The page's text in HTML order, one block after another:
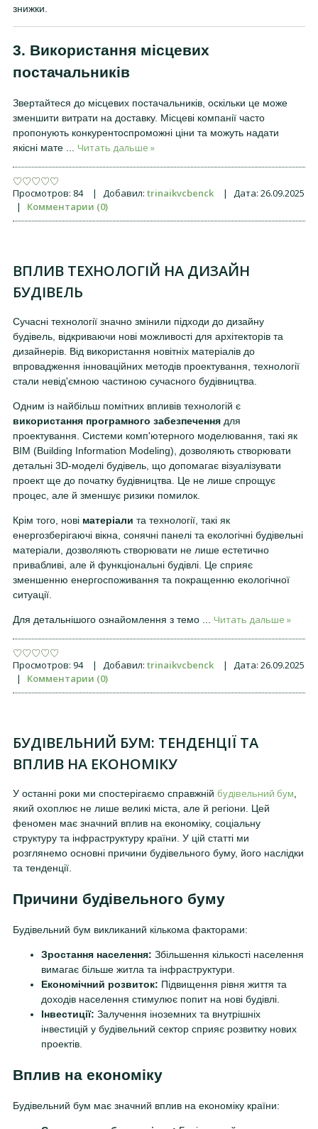
знижки.
3. Використання місцевих
постачальників
Звертайтеся до місцевих постачальників, оскільки це може
зменшити витрати на доставку. Місцеві компанії часто
пропонують конкурентоспроможні ціни та можуть надати
якісні мате
Читать дальше »
Просмотров: 84 | Добавил: trinaikvcbenck | Дата: 26.09.2025
|
Комментарии (0)
ВПЛИВ ТЕХНОЛОГІЙ НА ДИЗАЙН
БУДІВЕЛЬ
Сучасні технології значно змінили підходи до дизайну
будівель, відкриваючи нові можливості для архітекторів та
дизайнерів. Від використання новітніх матеріалів до
впровадження інноваційних методів проектування, технології
стали невід'ємною частиною сучасного будівництва.
Одним із найбільш помітних впливів технологій є
використання програмного забезпечення для
проектування. Системи комп'ютерного моделювання, такі як
BIM (Building Information Modeling), дозволяють створювати
детальні 3D-моделі будівель, що допомагає візуалізувати
проект ще до початку будівництва. Це не лише спрощує
процес, але й зменшує ризики помилок.
Крім того, нові матеріали та технології, такі як
енергозберігаючі вікна, сонячні панелі та екологічні будівельні
матеріали, дозволяють створювати не лише естетично
привабливі, але й функціональні будівлі. Це сприяє
зменшенню енергоспоживання та покращенню екологічної
ситуації.
Для детальнішого ознайомлення з темо Читать дальше »
Просмотров: 94 | Добавил: trinaikvcbenck | Дата: 26.09.2025
|
Комментарии (0)
БУДІВЕЛЬНИЙ БУМ: ТЕНДЕНЦІЇ ТА
ВПЛИВ НА ЕКОНОМІКУ
У останні роки ми спостерігаємо справжній будівельний бум
який охоплює не лише великі міста, але й регіони. Цей
феномен має значний вплив на економіку, соціальну
структуру та інфраструктуру країни. У цій статті ми
розглянемо основні причини будівельного буму, його наслідки
та тенденції.
Причини будівельного буму
Будівельний бум викликаний кількома факторами:
Зростання населення: Збільшення кількості населення
вимагає більше житла та інфраструктури.
Економічний розвиток: Підвищення рівня життя та
доходів населення стимулює попит на нові будівлі.
Інвестиції: Залучення іноземних та внутрішніх
інвестицій у будівельний сектор сприяє розвитку нових
проектів.
Вплив на економіку
Будівельний бум має значний вплив на економіку країни: